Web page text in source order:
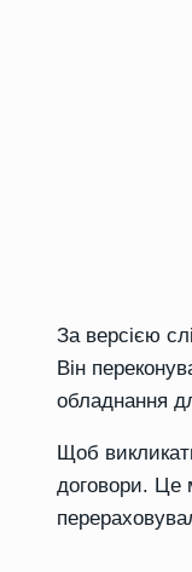
За версією
Він
обладнання
Щоб
договори. Це